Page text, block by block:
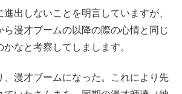
出しないことを明言していますが、
ら漫才ブームの以降の際の心情と同じ
なと考察してしまします。
、漫才ブームになった。これにより先